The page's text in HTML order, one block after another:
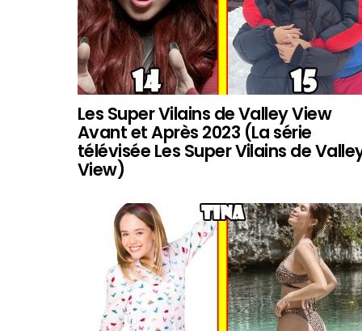
Les Super Vilains de Valley View
Avant et Après 2023 (La série
télévisée Les Super Vilains de
View)